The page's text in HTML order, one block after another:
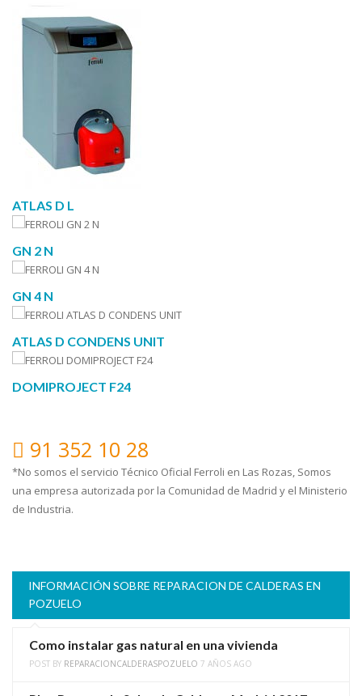
ATLAS D L
GN 2 N
GN 4 N
ATLAS D CONDENS UNIT
DOMIPROJECT F24
91 352 10 28
*No somos el servicio Técnico Oficial Ferroli en Las Rozas, Somos
una empresa autorizada por la Comunidad de Madrid y el Ministerio
de Industria.
INFORMACIÓN SOBRE REPARACION DE CALDERAS EN
POZUELO
Como instalar gas natural en una vivienda
POST BY REPARACIONCALDERASPOZUELO 7 AÑOS AGO